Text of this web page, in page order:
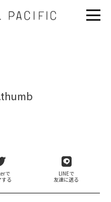
で
する
LINEで
友達に送る